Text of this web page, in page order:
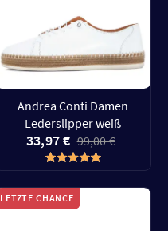
Andrea Conti Damen
Lederslipper weiß
33,97 € 99,00 €
LETZTE CHANCE